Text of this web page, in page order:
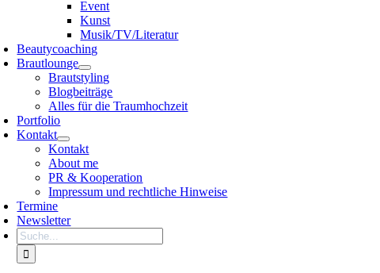
Event
Kunst
Musik/TV/Literatur
Beautycoaching
Brautlounge
Brautstyling
Blogbeiträge
Alles für die Traumhochzeit
Portfolio
Kontakt
Kontakt
About me
PR & Kooperation
Impressum und rechtliche Hinweise
Termine
Newsletter
Search
for: